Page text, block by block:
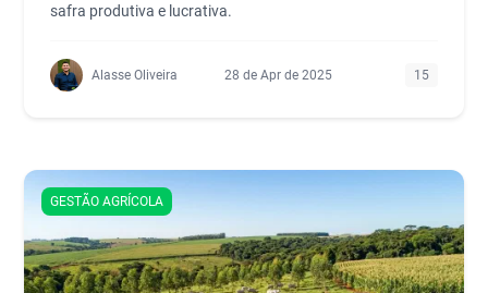
safra produtiva e lucrativa.
Alasse Oliveira 28 de Apr de 2025 15
GESTÃO AGRÍCOLA